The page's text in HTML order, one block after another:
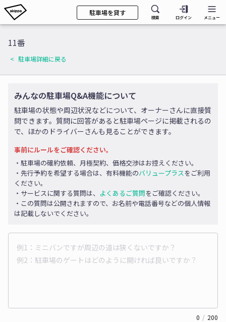
駐車場を貸す
検索 ログイン メニュー
11番
駐車場詳細に戻る
みんなの駐車場Q&A機能について
駐車場の状態や周辺状況などについて、オーナーさんに直接質
問できます。質問に回答があると駐車場ページに掲載されるの
で、ほかのドライバーさんも見ることができます。
事前にルールをご確認ください。
・駐車場の確約依頼、月極契約、価格交渉はお控えください。
・先行予約を希望する場合は、有料機能のバリュープラスをご利用
ください。
・サービスに関する質問は、 よくあるご質問をご確認ください。
・この質問は公開されますので、お名前や電話番号などの個人情報
は記載しないでください。
0 / 200